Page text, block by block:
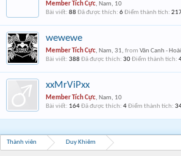
Member Tích Cực, Nam, 10
Bài viết: 88 Đã được thích: 6Điểm thành tích:
wewewe
Member Tích Cực, Nam, 31, from Vân Canh -
Bài viết: 388 Đã được thích: 30Điểm thành tích:
xxMrViPxx
Member Tích Cực, Nam, 10
Bài viết: 164Đã được thích: 4Điểm thành tích:
Thành viên Duy Khiêm